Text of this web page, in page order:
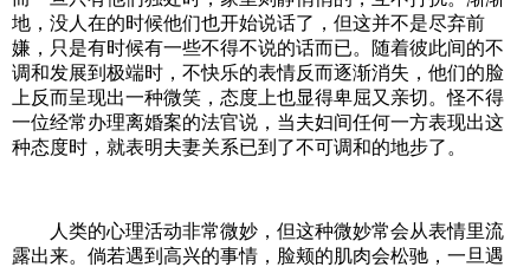
地，没人在的时候他们也开始说话了，但这并不是尽弃前
嫌，只是有时候有一些不得不说的话而已。随着彼此间的不
调和发展到极端时，不快乐的表情反而逐渐消失，他们的脸
上反而呈现出一种微笑，态度上也显得卑屈又亲切。怪不得
一位经常办理离婚案的法官说，当夫妇间任何一方表现出这
种态度时，就表明夫妻关系已到了不可调和的地步了。
人类的心理活动非常微妙，但这种微妙常会从表情里流
露出来。倘若遇到高兴的事情，脸颊的肌肉会松驰，一旦遇